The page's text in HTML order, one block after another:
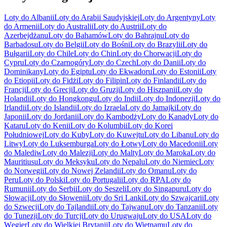
Loty do AlbaniiLoty do Arabii SaudyjskiejLoty do ArgentynyLoty
do ArmeniiLoty do AustraliiLoty do AustriiLoty do
AzerbejdżanuLoty do BahamówLoty do BahrajnuLoty do
BarbadosuLoty do BelgiiLoty do BośniLoty do BrazyliiLoty do
BułgariiLoty do ChileLoty do ChinLoty do ChorwacjiLoty do
CypruLoty do CzarnogóryLoty do CzechLoty do DaniiLoty do
DominikanyLoty do EgiptuLoty do EkwadoruLoty do EstoniiLoty
do EtiopiiLoty do FidżiLoty do FilipinLoty do FinlandiiLoty do
FrancjiLoty do GrecjiLoty do GruzjiLoty do HiszpaniiLoty do
HolandiiLoty do HongkonguLoty do IndiiLoty do IndonezjiLoty do
IrlandiiLoty do IslandiiLoty do IzraelaLoty do JamajkiLoty do
JaponiiLoty do JordaniiLoty do KambodżyLoty do KanadyLoty do
KataruLoty do KeniiLoty do KolumbiiLoty do Korei
PołudniowejLoty do KubyLoty do KuwejtuLoty do LibanuLoty do
LitwyLoty do LuksemburgaLoty do ŁotwyLoty do MacedoniiLoty
do MalediwLoty do MalezjiLoty do MaltyLoty do MarokaLoty do
MauritiusuLoty do MeksykuLoty do NepaluLoty do NiemiecLoty
do NorwegiiLoty do Nowej ZelandiiLoty do OmanuLoty do
PeruLoty do PolskiLoty do PortugaliiLoty do RPALoty do
RumuniiLoty do SerbiiLoty do SeszeliLoty do SingapuruLoty do
SłowacjiLoty do SłoweniiLoty do Sri LankiLoty do SzwajcariiLoty
do SzwecjiLoty do TajlandiiLoty do TajwanuLoty do TanzaniiLoty
do TunezjiLoty do TurcjiLoty do UrugwajuLoty do USALoty do
WęgierLoty do Wielkiej BrytaniiLoty do WietnamuLoty do